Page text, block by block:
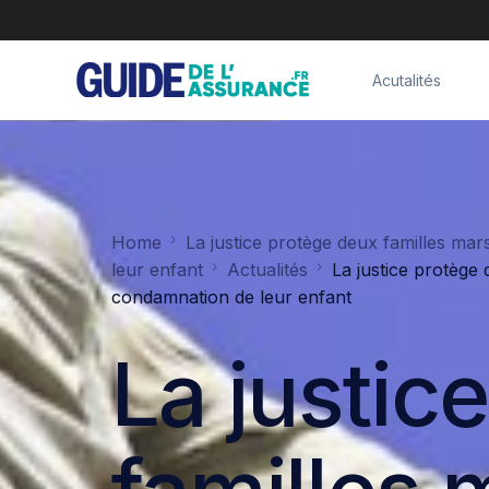
Acutalités
Home
La justice protège deux familles
leur enfant
Actualités
La justice protège
condamnation de leur enfant
La